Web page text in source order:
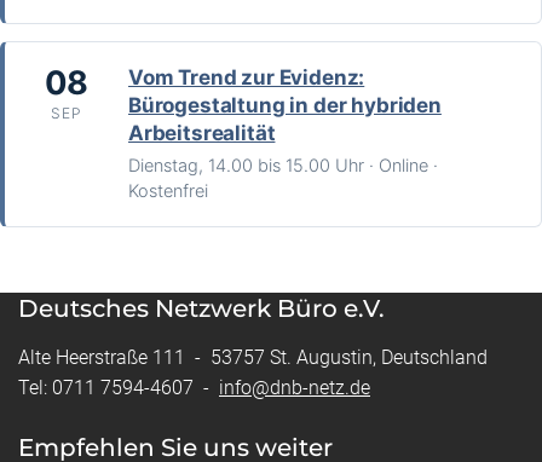
08
SEP
Vom Trend zur Evidenz:
Bürogestaltung in der hybriden
Arbeitsrealität
Dienstag, 14.00 bis 15.00 Uhr · Online ·
Kostenfrei
Deutsches Netzwerk Büro e.V.
Alte Heerstraße 111 - 53757 St. Augustin, Deutschland
Tel: 0711 7594-4607 - info@dnb-netz.de
Empfehlen Sie uns weiter